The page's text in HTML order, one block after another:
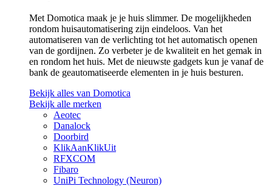
Met Domotica maak je je huis slimmer. De mogelijkheden
rondom huisautomatisering zijn eindeloos. Van het
automatiseren van de verlichting tot het automatisch openen
van de gordijnen. Zo verbeter je de kwaliteit en het gemak in
en rondom het huis. Met de nieuwste gadgets kun je vanaf de
bank de geautomatiseerde elementen in je huis besturen.
Bekijk alles van Domotica
Bekijk alle merken
Aeotec
Danalock
Doorbird
KlikAanKlikUit
RFXCOM
Fibaro
UniPi Technology (Neuron)